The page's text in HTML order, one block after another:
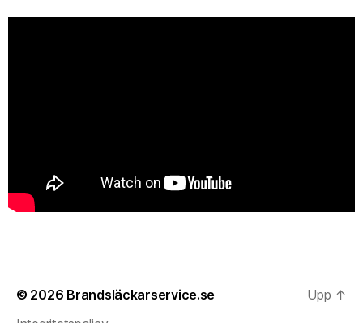
© 2026 Brandsläckarservice.se
Upp ↑